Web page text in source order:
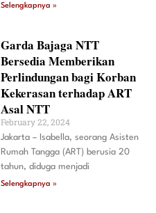
Selengkapnya »
Garda Bajaga NTT
Bersedia Memberikan
Perlindungan bagi Korban
Kekerasan terhadap ART
Asal NTT
February 22, 2024
Jakarta – Isabella, seorang Asisten
Rumah Tangga (ART) berusia 20
tahun, diduga menjadi
Selengkapnya »